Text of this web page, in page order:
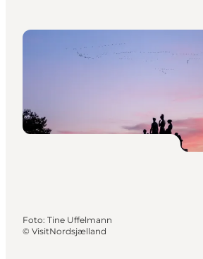
Foto: Tine Uffelmann
© VisitNordsjælland